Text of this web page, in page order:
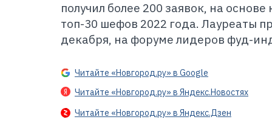
получил более 200 заявок, на
топ-30 шефов 2022 года. Лауреаты
декабря, на форуме лидеров фуд-
Читайте «Новгород.ру» в Google
Читайте «Новгород.ру» в Яндекс.Новостях
Читайте «Новгород.ру» в Яндекс.Дзен